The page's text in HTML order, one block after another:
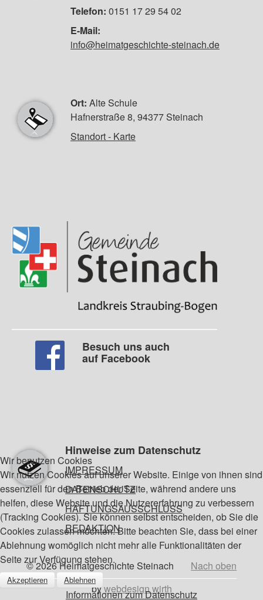
Telefon: 0151 17 29 54 02
E-Mail:
info@heimatgeschichte-steinach.de
Ort: Alte Schule
Hafnerstraße 8, 94377 Steinach
Standort - Karte
Besuch uns auch
auf Facebook
Hinweise zum Datenschutz
IMPRESSUM
DATENSCHUTZ
HAFTUNGSAUSSCHLUSS
REDAKTION
Nach oben
© 2026 Heimatgeschichte Steinach
bywebdesign wirth
Wir benutzen Cookies
Wir nutzen Cookies auf unserer Website. Einige von ihnen sind
essenziell für den Betrieb der Seite, während andere uns
helfen, diese Website und die Nutzererfahrung zu verbessern
(Tracking Cookies). Sie können selbst entscheiden, ob Sie die
Cookies zulassen möchten. Bitte beachten Sie, dass bei einer
Ablehnung womöglich nicht mehr alle Funktionalitäten der
Seite zur Verfügung stehen.
Akzeptieren Ablehnen
Informationen zum Datenschutz